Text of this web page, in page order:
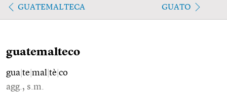
GUATEMALTECA GUATO
guatemalteco
gua te mal tè co
agg., s.m.